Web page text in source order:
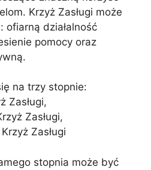
Krzyż Zasługi może
ofiarną działalność
pomocy oraz
na trzy stopnie:
Zasługi,
Zasługi,
Zasługi
stopnia może być